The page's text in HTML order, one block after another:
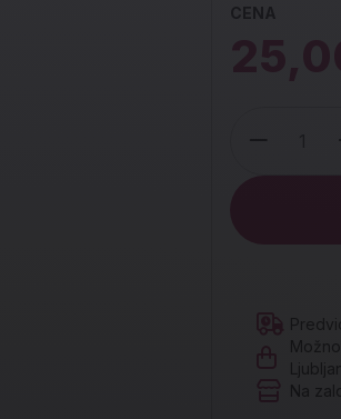
CENA
Na